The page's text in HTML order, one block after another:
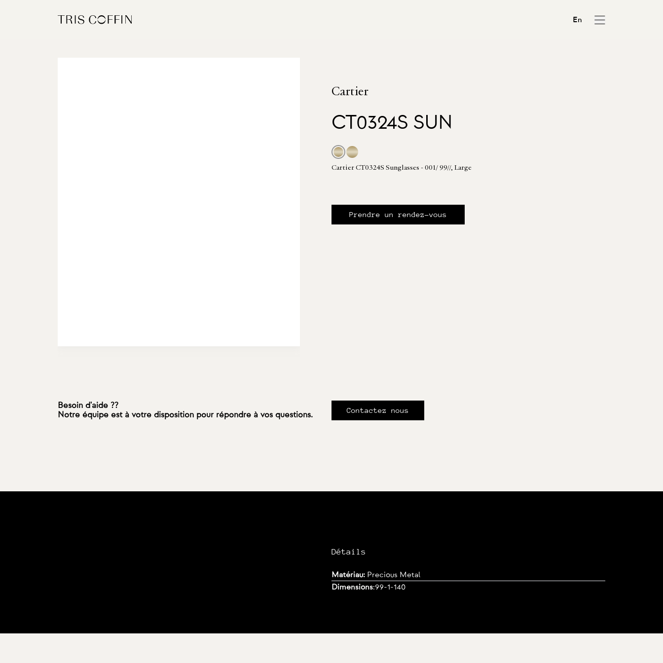
En
Cartier
CT0324S SUN
Cartier CT0324S Sunglasses - 001/ 99//, Large
Prendre un rendez-vous
Besoin d'aide ??
Notre équipe est à votre disposition pour répondre à vos questions.
Contactez nous
Détails
Matériau: Precious Metal
Dimensions:99-1-140